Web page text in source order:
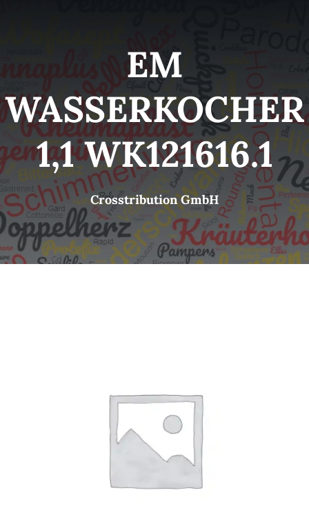
Brands
B2B-Shop
Kontakt
EM
WASSERKOCHER
1,1 WK121616.1
Crosstribution GmbH